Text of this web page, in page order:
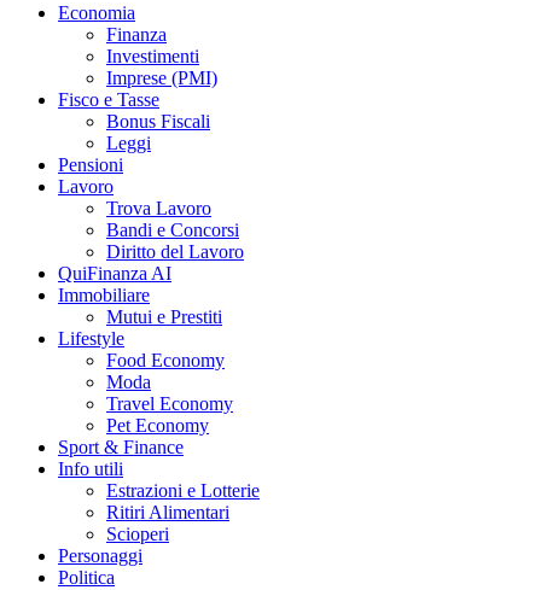
Economia
Finanza
Investimenti
Imprese (PMI)
Fisco e Tasse
Bonus Fiscali
Leggi
Pensioni
Lavoro
Trova Lavoro
Bandi e Concorsi
Diritto del Lavoro
QuiFinanza AI
Immobiliare
Mutui e Prestiti
Lifestyle
Food Economy
Moda
Travel Economy
Pet Economy
Sport & Finance
Info utili
Estrazioni e Lotterie
Ritiri Alimentari
Scioperi
Personaggi
Politica